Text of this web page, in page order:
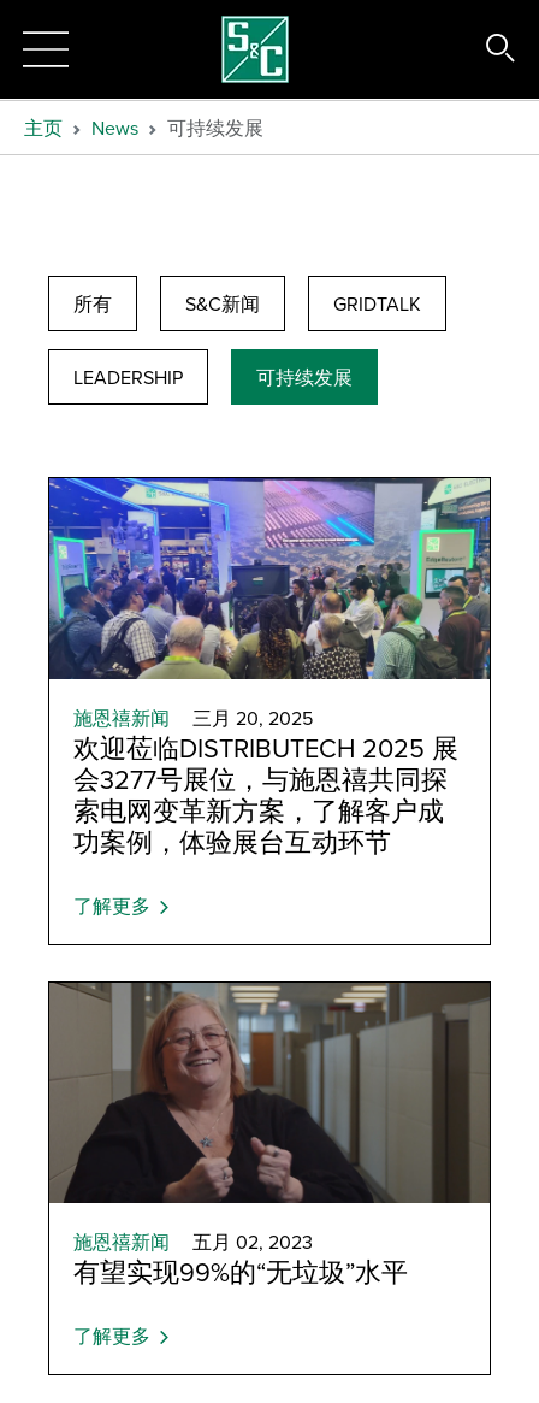
主页 News 可持续发展
所有 S&C新闻 GRIDTALK
LEADERSHIP 可持续发展
Operational Excellence
施恩禧新闻 三月 20, 2025
欢迎莅临DISTRIBUTECH 2025 展
会3277号展位，与施恩禧共同探
索电网变革新方案，了解客户成
功案例，体验展台互动环节
了解更多
施恩禧新闻 五月 02, 2023
有望实现99%的“无垃圾”水平
了解更多